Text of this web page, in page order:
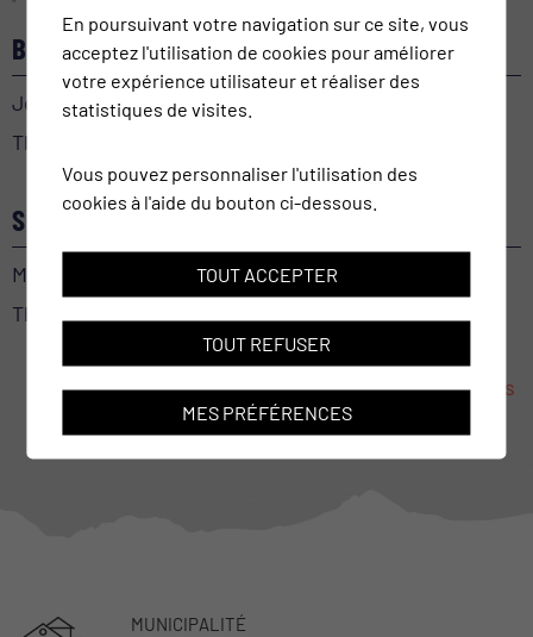
BEL-AMI
Jeudi 24 septembre 2026
Théâtre le Baladin
SECRET(S) MÉDICAL
Mercredi 30 septembre 2026
Théâtre le Baladin
Toutes les manifestations
MUNICIPALITÉ
En poursuivant votre navigation sur ce site, vous
acceptez l'utilisation de cookies pour améliorer
votre expérience utilisateur et réaliser des
statistiques de visites.
Vous pouvez personnaliser l'utilisation des
cookies à l'aide du bouton ci-dessous.
TOUT ACCEPTER
TOUT REFUSER
MES PRÉFÉRENCES